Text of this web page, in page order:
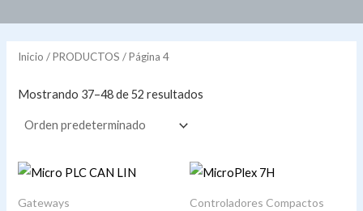
Inicio /PRODUCTOS / Página 4
Mostrando 37–48 de 52 resultados
Gateways
Controladores Compactos